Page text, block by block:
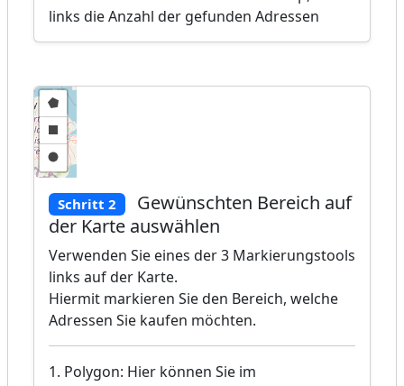
links die Anzahl der gefunden Adressen
Schritt 2
Gewünschten Bereich auf
der Karte auswählen
Verwenden Sie eines der 3 Markierungstools
links auf der Karte.
Hiermit markieren Sie den Bereich, welche
Adressen Sie kaufen möchten.
1. Polygon: Hier können Sie im